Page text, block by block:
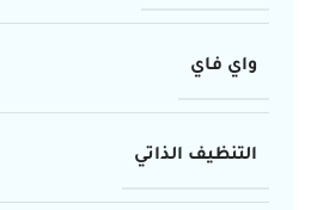
واي فاي
التنظيف الذاتي